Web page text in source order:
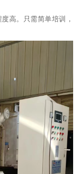
高。只需简单培训，